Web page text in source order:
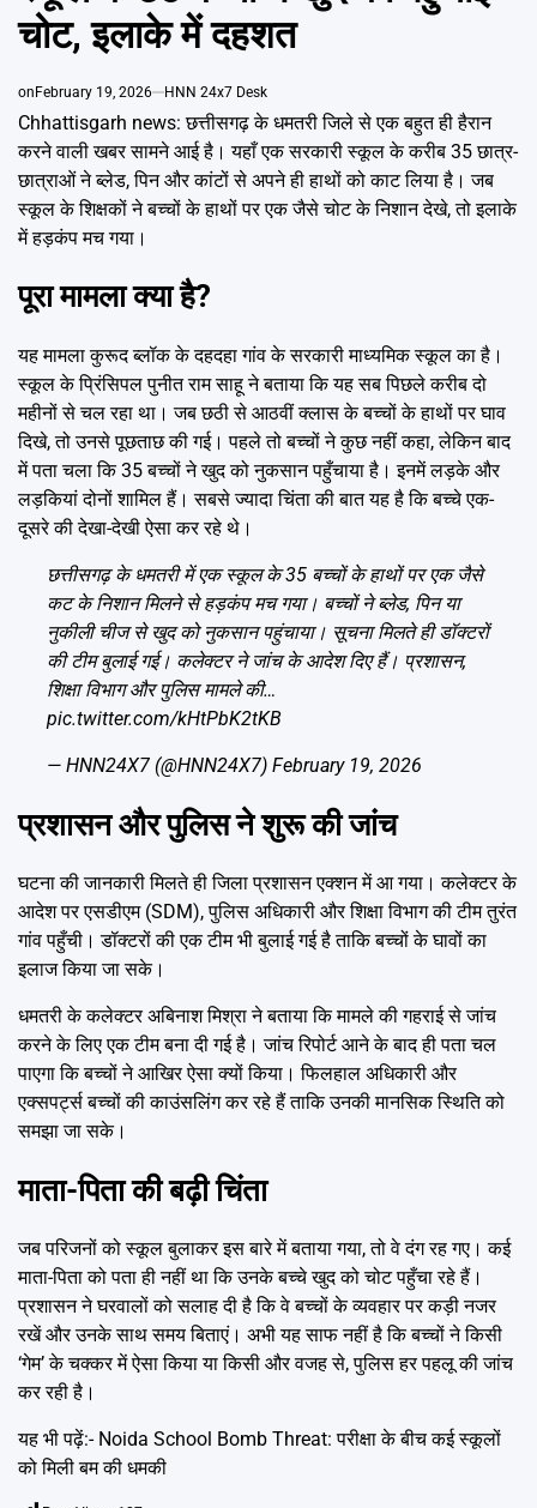
चोट, इलाके में दहशत
onFebruary 19, 2026 HNN 24x7 Desk
Chhattisgarh news: छत्तीसगढ़ के धमतरी जिले से एक बहुत ही हैरान
करने वाली खबर सामने आई है। यहाँ एक सरकारी स्कूल के करीब 35 छात्र-
छात्राओं ने ब्लेड, पिन और कांटों से अपने ही हाथों को काट लिया है। जब
स्कूल के शिक्षकों ने बच्चों के हाथों पर एक जैसे चोट के निशान देखे, तो इलाके
में हड़कंप मच गया।
पूरा मामला क्या है?
यह मामला कुरूद ब्लॉक के दहदहा गांव के सरकारी माध्यमिक स्कूल का है।
स्कूल के प्रिंसिपल पुनीत राम साहू ने बताया कि यह सब पिछले करीब दो
महीनों से चल रहा था। जब छठी से आठवीं क्लास के बच्चों के हाथों पर घाव
दिखे, तो उनसे पूछताछ की गई। पहले तो बच्चों ने कुछ नहीं कहा, लेकिन बाद
में पता चला कि 35 बच्चों ने खुद को नुकसान पहुँचाया है। इनमें लड़के और
लड़कियां दोनों शामिल हैं। सबसे ज्यादा चिंता की बात यह है कि बच्चे एक-
दूसरे की देखा-देखी ऐसा कर रहे थे।
छत्तीसगढ़ के धमतरी में एक स्कूल के 35 बच्चों के हाथों पर एक जैसे
कट के निशान मिलने से हड़कंप मच गया। बच्चों ने ब्लेड, पिन या
नुकीली चीज से खुद को नुकसान पहुंचाया। सूचना मिलते ही डॉक्टरों
की टीम बुलाई गई। कलेक्टर ने जांच के आदेश दिए हैं। प्रशासन,
शिक्षा विभाग और पुलिस मामले की…
pic.twitter.com/kHtPbK2tKB
— HNN24X7 (@HNN24X7) February 19, 2026
प्रशासन और पुलिस ने शुरू की जांच
घटना की जानकारी मिलते ही जिला प्रशासन एक्शन में आ गया। कलेक्टर के
आदेश पर एसडीएम (SDM), पुलिस अधिकारी और शिक्षा विभाग की टीम तुरंत
गांव पहुँची। डॉक्टरों की एक टीम भी बुलाई गई है ताकि बच्चों के घावों का
इलाज किया जा सके।
धमतरी के कलेक्टर अबिनाश मिश्रा ने बताया कि मामले की गहराई से जांच
करने के लिए एक टीम बना दी गई है। जांच रिपोर्ट आने के बाद ही पता चल
पाएगा कि बच्चों ने आखिर ऐसा क्यों किया। फिलहाल अधिकारी और
एक्सपर्ट्स बच्चों की काउंसलिंग कर रहे हैं ताकि उनकी मानसिक स्थिति को
समझा जा सके।
माता-पिता की बढ़ी चिंता
जब परिजनों को स्कूल बुलाकर इस बारे में बताया गया, तो वे दंग रह गए। कई
माता-पिता को पता ही नहीं था कि उनके बच्चे खुद को चोट पहुँचा रहे हैं।
प्रशासन ने घरवालों को सलाह दी है कि वे बच्चों के व्यवहार पर कड़ी नजर
रखें और उनके साथ समय बिताएं। अभी यह साफ नहीं है कि बच्चों ने किसी
‘गेम’ के चक्कर में ऐसा किया या किसी और वजह से, पुलिस हर पहलू की जांच
कर रही है।
यह भी पढ़ें:- Noida School Bomb Threat: परीक्षा के बीच कई स्कूलों
को मिली बम की धमकी